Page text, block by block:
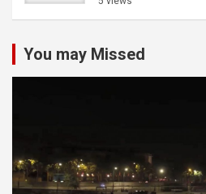
You may Missed